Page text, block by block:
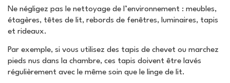
Ne négligez pas le nettoyage de l’environnement : meubles,
étagères, têtes de lit, rebords de fenêtres, luminaires, tapis
et rideaux.
Par exemple, si vous utilisez des tapis de chevet ou marchez
pieds nus dans la chambre, ces tapis doivent être lavés
régulièrement avec le même soin que le linge de lit.